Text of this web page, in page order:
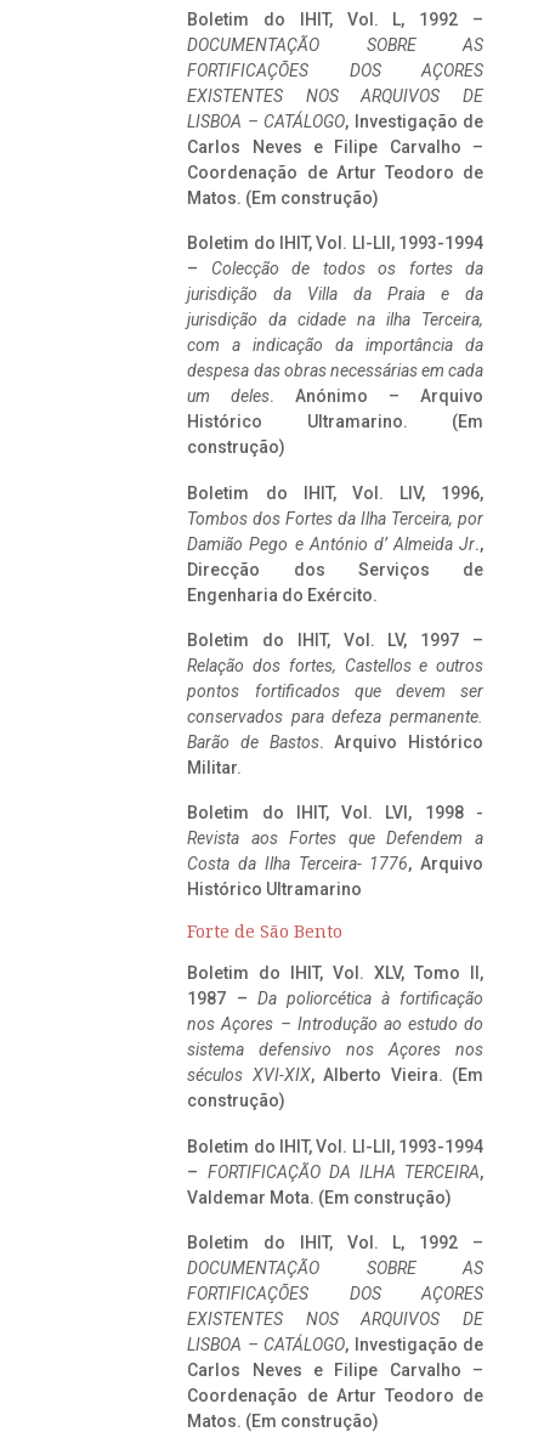
Boletim do IHIT, Vol. L, 1992 –
DOCUMENTAÇÃO SOBRE AS
FORTIFICAÇÕES DOS AÇORES
EXISTENTES NOS ARQUIVOS DE
LISBOA – CATÁLOGO, Investigação de
Carlos Neves e Filipe Carvalho –
Coordenação de Artur Teodoro de
Matos. (Em construção)
Boletim do IHIT, Vol. LI-LII, 1993-1994
– Colecção de todos os fortes da
jurisdição da Villa da Praia e da
jurisdição da cidade na ilha Terceira,
com a indicação da importância da
despesa das obras necessárias em cada
um deles. Anónimo – Arquivo
Histórico Ultramarino. (Em
construção)
Boletim do IHIT, Vol. LIV, 1996,
Tombos dos Fortes da Ilha Terceira, por
Damião Pego e António d’ Almeida Jr.,
Direcção dos Serviços de
Engenharia do Exército.
Boletim do IHIT, Vol. LV, 1997 –
Relação dos fortes, Castellos e outros
pontos fortificados que devem ser
conservados para defeza permanente.
Barão de Bastos. Arquivo Histórico
Militar.
Boletim do IHIT, Vol. LVI, 1998 -
Revista aos Fortes que Defendem a
Costa da Ilha Terceira- 1776, Arquivo
Histórico Ultramarino
Forte de São Bento
Boletim do IHIT, Vol. XLV, Tomo II,
1987 – Da poliorcética à fortificação
nos Açores – Introdução ao estudo do
sistema defensivo nos Açores nos
séculos XVI-XIX, Alberto Vieira. (Em
construção)
Boletim do IHIT, Vol. LI-LII, 1993-1994
– FORTIFICAÇÃO DA ILHA TERCEIRA,
Valdemar Mota. (Em construção)
Boletim do IHIT, Vol. L, 1992 –
DOCUMENTAÇÃO SOBRE AS
FORTIFICAÇÕES DOS AÇORES
EXISTENTES NOS ARQUIVOS DE
LISBOA – CATÁLOGO, Investigação de
Carlos Neves e Filipe Carvalho –
Coordenação de Artur Teodoro de
Matos. (Em construção)